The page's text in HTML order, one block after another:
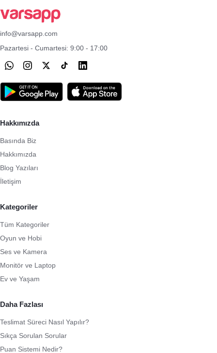
info@varsapp.com
Pazartesi - Cumartesi: 9:00 - 17:00
Hakkımızda
Basında Biz
Hakkımızda
Blog Yazıları
İletişim
Kategoriler
Tüm Kategoriler
Oyun ve Hobi
Ses ve Kamera
Monitör ve Laptop
Ev ve Yaşam
Daha Fazlası
Teslimat Süreci Nasıl Yapılır?
Sıkça Sorulan Sorular
Puan Sistemi Nedir?